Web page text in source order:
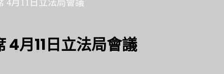
4月11日立法局會議
4月11日立法局會議